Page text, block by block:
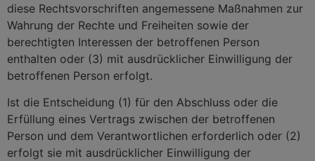
diese Rechtsvorschriften angemessene Maßnahmen zur
Wahrung der Rechte und Freiheiten sowie der
berechtigten Interessen der betroffenen Person
enthalten oder (3) mit ausdrücklicher Einwilligung der
betroffenen Person erfolgt.
Ist die Entscheidung (1) für den Abschluss oder die
Erfüllung eines Vertrags zwischen der betroffenen
Person und dem Verantwortlichen erforderlich oder (2)
erfolgt sie mit ausdrücklicher Einwilligung der